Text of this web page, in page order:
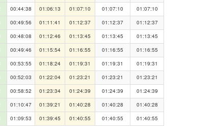
00:44:38 01:06:13 01:07:10 01:07:10
01:07:10
00:49:56 01:11:41 01:12:37 01:12:37
01:12:37
00:48:08 01:12:46 01:13:45 01:13:45
01:13:45
00:49:46 01:15:54 01:16:55 01:16:55
01:16:55
00:53:55 01:18:24 01:19:31 01:19:31
01:19:31
00:52:03 01:22:04 01:23:21 01:23:21
01:23:21
00:58:52 01:23:34 01:24:39 01:24:39
01:24:39
01:10:47 01:39:21 01:40:28 01:40:28
01:40:28
01:09:53 01:39:45 01:40:55 01:40:55 01:40:55